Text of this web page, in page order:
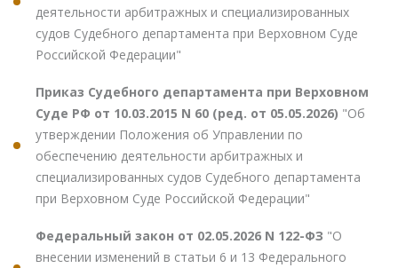
деятельности арбитражных и специализированных
судов Судебного департамента при Верховном Суде
Российской Федерации"
Приказ Судебного департамента при Верховном
Суде РФ от 10.03.2015 N 60 (ред. от 05.05.2026) "Об
утверждении Положения об Управлении по
обеспечению деятельности арбитражных и
специализированных судов Судебного департамента
при Верховном Суде Российской Федерации"
Федеральный закон от 02.05.2026 N 122-ФЗ "О
внесении изменений в статьи 6 и 13 Федерального